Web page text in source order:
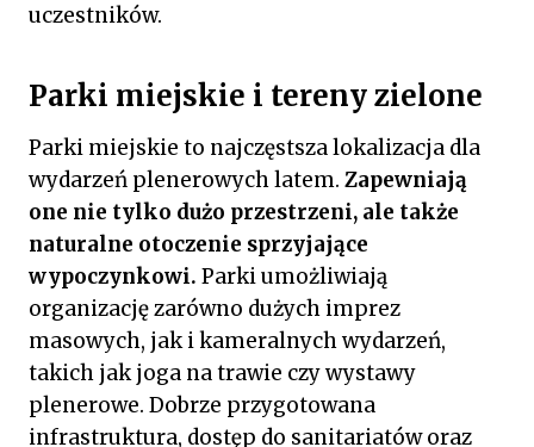
uczestników.
Parki miejskie i tereny zielone
Parki miejskie to najczęstsza lokalizacja dla
wydarzeń plenerowych latem. Zapewniają
one nie tylko dużo przestrzeni, ale także
naturalne otoczenie sprzyjające
wypoczynkowi. Parki umożliwiają
organizację zarówno dużych imprez
masowych, jak i kameralnych wydarzeń,
takich jak joga na trawie czy wystawy
plenerowe. Dobrze przygotowana
infrastruktura, dostęp do sanitariatów oraz